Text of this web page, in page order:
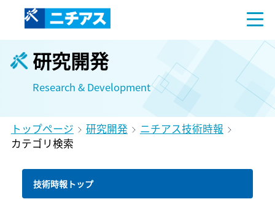
研究開発
Research & Development
トップページ 研究開発
ニチアス技術時報
カテゴリ検索
技術時報トップ